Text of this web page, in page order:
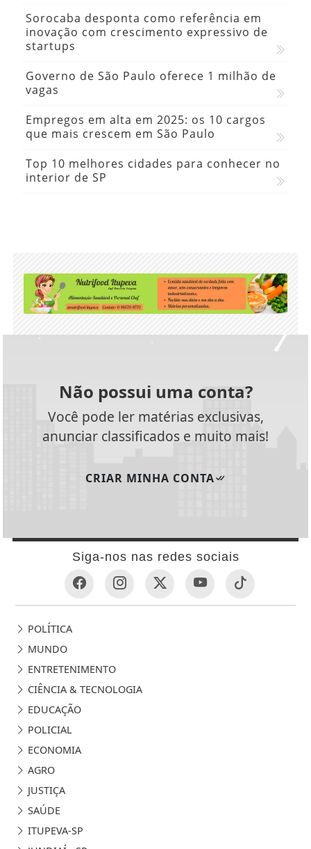
Sorocaba desponta como referência em
inovação com crescimento expressivo de
startups
Governo de São Paulo oferece 1 milhão de
vagas
Empregos em alta em 2025: os 10 cargos
que mais crescem em São Paulo
Top 10 melhores cidades para conhecer no
interior de SP
Não possui uma conta?
Você pode ler matérias exclusivas,
anunciar classificados e muito mais!
CRIAR MINHA CONTA
Siga-nos nas redes sociais
POLÍTICA
MUNDO
ENTRETENIMENTO
CIÊNCIA & TECNOLOGIA
EDUCAÇÃO
POLICIAL
ECONOMIA
AGRO
JUSTIÇA
SAÚDE
ITUPEVA-SP